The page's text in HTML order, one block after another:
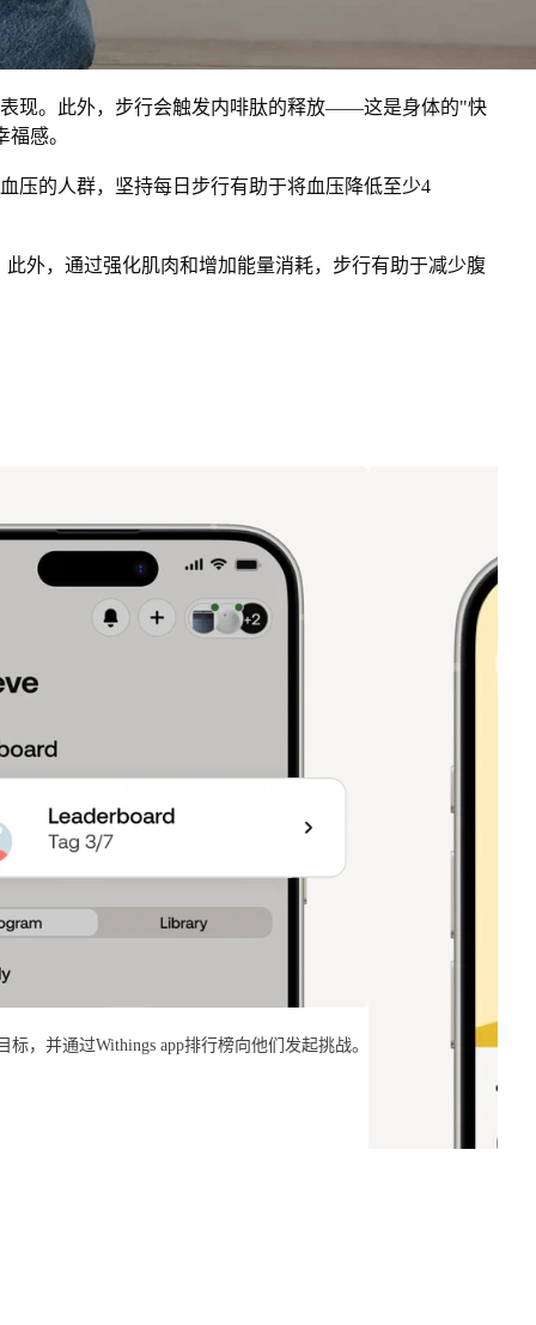
现。此外，步行会触发内啡肽的释放——这是身体的"快
感。
压的人群，坚持每日步行有助于将血压降低至少4
外，通过强化肌肉和增加能量消耗，步行有助于减少腹
，并通过Withings app排行榜向他们发起挑战。